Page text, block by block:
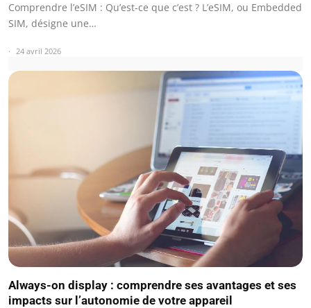
Comprendre l’eSIM : Qu’est-ce que c’est ? L’eSIM, ou Embedded
SIM, désigne une…
24 avril 2026
Always-on display : comprendre ses avantages et ses
impacts sur l’autonomie de votre appareil